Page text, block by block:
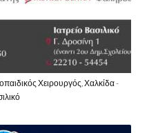
Χειρουργός, Χαλκίδα -